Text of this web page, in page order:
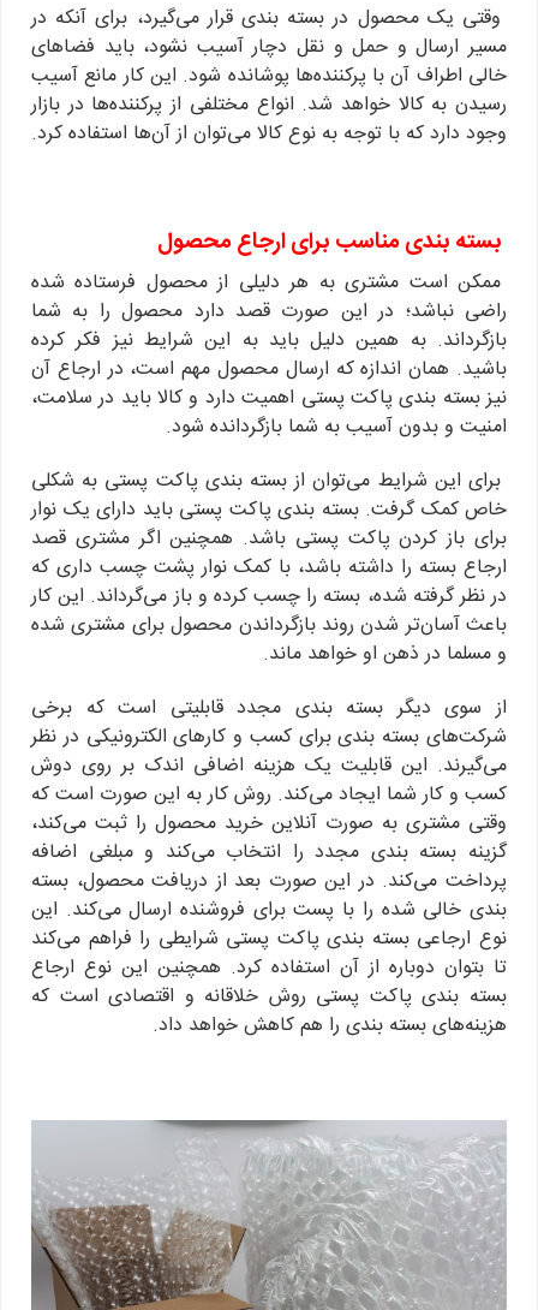
وقتی یک محصول در بسته بندی قرار می‌گیرد، برای آنکه در
مسیر ارسال و حمل و نقل دچار آسیب نشود، باید فضاهای
خالی اطراف آن با پرکننده‌ها پوشانده شود. این کار مانع آسیب
رسیدن به کالا خواهد شد. انواع مختلفی از پرکننده‌ها در بازار
وجود دارد که با توجه به نوع کالا می‌توان از آن‌ها استفاده کرد.
بسته بندی مناسب برای ارجاع محصول
ممکن است مشتری به هر دلیلی از محصول فرستاده شده
راضی نباشد؛ در این صورت قصد دارد محصول را به شما
بازگرداند. به همین دلیل باید به این شرایط نیز فکر کرده
باشید. همان اندازه که ارسال محصول مهم است، در ارجاع آن
نیز بسته بندی پاکت پستی اهمیت دارد و کالا باید در سلامت،
امنیت و بدون آسیب به شما بازگردانده شود.
برای این شرایط می‌توان از بسته بندی پاکت پستی به شکلی
خاص کمک گرفت. بسته بندی پاکت پستی باید دارای یک نوار
برای باز کردن پاکت پستی باشد. همچنین اگر مشتری قصد
ارجاع بسته را داشته باشد، با کمک نوار پشت چسب داری که
در نظر گرفته شده، بسته را چسب کرده و باز می‌گرداند. این کار
باعث آسان‌تر شدن روند بازگرداندن محصول برای مشتری شده
و مسلما در ذهن او خواهد ماند.
از سوی دیگر بسته بندی مجدد قابلیتی است که برخی
شرکت‌های بسته بندی برای کسب و کارهای الکترونیکی در نظر
می‌گیرند. این قابلیت یک هزینه اضافی اندک بر روی دوش
کسب و کار شما ایجاد می‌کند. روش کار به این صورت است که
وقتی مشتری به صورت آنلاین خرید محصول را ثبت می‌کند،
گزینه بسته بندی مجدد را انتخاب می‌کند و مبلغی اضافه
پرداخت می‌کند. در این صورت بعد از دریافت محصول، بسته
بندی خالی شده را با پست برای فروشنده ارسال می‌کند. این
نوع ارجاعی بسته بندی پاکت پستی شرایطی را فراهم می‌کند
تا بتوان دوباره از آن استفاده کرد. همچنین این نوع ارجاع
بسته بندی پاکت پستی روش خلاقانه و اقتصادی است که
هزینه‌های بسته‌ بندی را هم کاهش خواهد داد.